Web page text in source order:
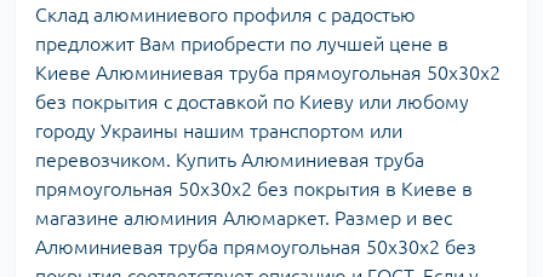
Склад алюминиевого профиля с радостью
предложит Вам приобрести по лучшей цене в
Киеве Алюминиевая труба прямоугольная 50х30х2
без покрытия с доставкой по Киеву или любому
городу Украины нашим транспортом или
перевозчиком. Купить Алюминиевая труба
прямоугольная 50х30х2 без покрытия в Киеве в
магазине алюминия Алюмаркет. Размер и вес
Алюминиевая труба прямоугольная 50х30х2 без